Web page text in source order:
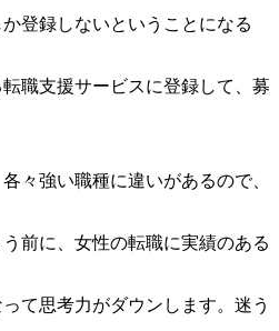
登録しないということになる
職支援サービスに登録して、募
々強い職種に違いがあるので、
前に、女性の転職に実績のある
て思考力がダウンします。迷う